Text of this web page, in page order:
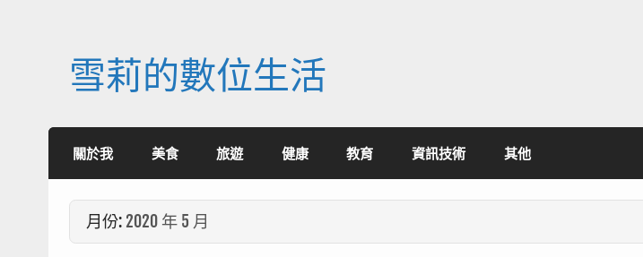
雪莉的數位生活
關於我 美食 旅遊 健康 教育 資訊技術 其他
月份: 2020 年 5 月